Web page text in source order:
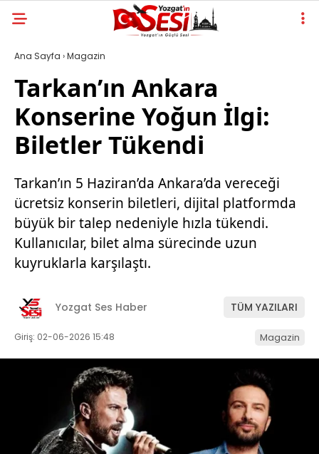
Ana Sayfa ›Magazin
Tarkan’ın Ankara
Konserine Yoğun İlgi:
Biletler Tükendi
Tarkan’ın 5 Haziran’da Ankara’da vereceği
ücretsiz konserin biletleri, dijital platformda
büyük bir talep nedeniyle hızla tükendi.
Kullanıcılar, bilet alma sürecinde uzun
kuyruklarla karşılaştı.
Yozgat Ses Haber TÜM YAZILARI
Giriş: 02-06-2026 15:48 Magazin